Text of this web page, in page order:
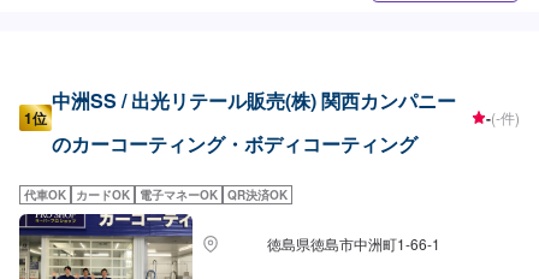
1位
中洲SS / 出光リテール販売(株) 関西カンパニー
のカーコーティング・ボディコーティング
-(-件)
代車OK カードOK 電子マネーOK QR決済OK
徳島県徳島市中洲町1-66-1